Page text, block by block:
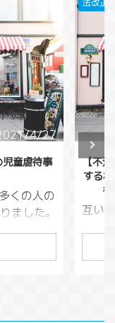
4/27
童虐待事
くの人の
ました。
にいるこ
り大切
思いま
です。
【不
する
互い
でも